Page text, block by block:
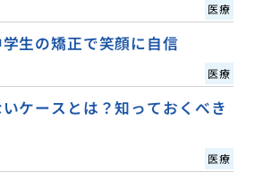
医療
生の矯正で笑顔に自信
医療
ケースとは？知っておくべき
医療